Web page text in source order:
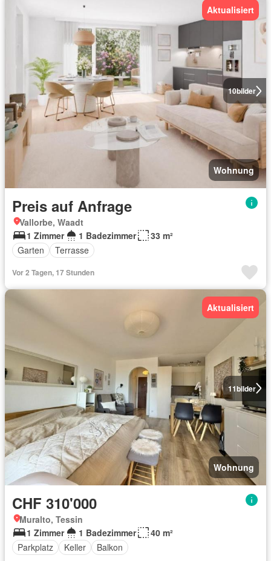
10bilder
Aktualisiert
Wohnung
Preis auf Anfrage
Vallorbe, Waadt
1 Zimmer
1 Badezimmer
33 m²
Garten
Terrasse
Vor 2 Tagen, 17 Stunden
11bilder
Aktualisiert
Wohnung
CHF 310'000
Muralto, Tessin
1 Zimmer
1 Badezimmer
40 m²
Parkplatz
Keller Balkon